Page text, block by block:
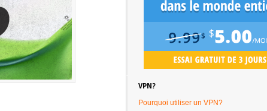
VPN?
Pourquoi utiliser un VPN?